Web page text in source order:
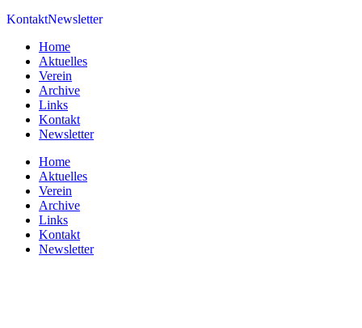
KontaktNewsletter
Home
Aktuelles
Verein
Archive
Links
Kontakt
Newsletter
Home
Aktuelles
Verein
Archive
Links
Kontakt
Newsletter